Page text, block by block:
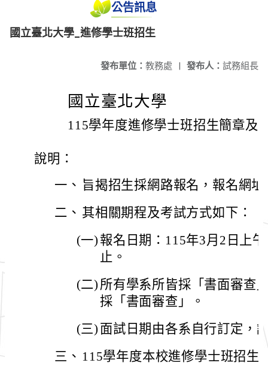
公告訊息
國立臺北大學_進修學士班招生
發布人： 試務組長
發布單位： 教務處 |
國立臺北大學
115學年度進修學士班招生簡章及
說明：
一、 旨揭招生採網路報名，報名網
二、 其相關期程及考試方式如下：
(一) 報名日期：115年3月2日上
止。
(二) 所有學系所皆採「書面審查
採「書面審查」。
(三) 面試日期由各系自行訂定，
三、 115學年度本校進修學士班招生